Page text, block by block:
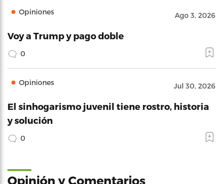
Opiniones Ago 3, 2026
Voy a Trump y pago doble
0
Opiniones Jul 30, 2026
El sinhogarismo juvenil tiene rostro, historia
y solución
0
Opinión y Comentarios